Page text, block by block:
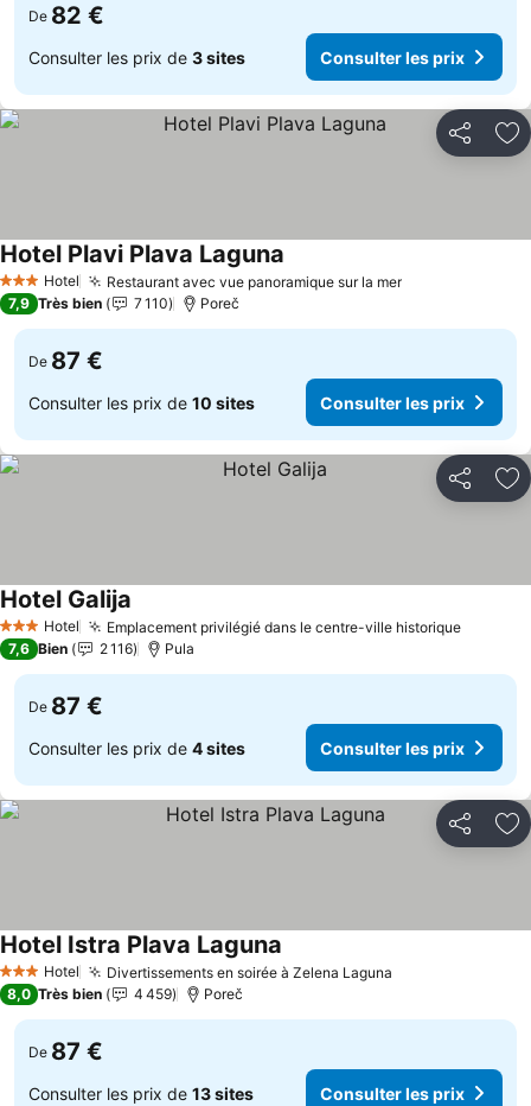
De 82 €
Consulter les prix de 3 sites Consulter les prix
Partager
3 ÉtoilesHotel Restaurant avec vue panoramique sur la mer
Hotel Plavi Plava Laguna
7,9 Très bien 7 110 Poreč
De 87 €
Consulter les prix de 10 sites Consulter les prix
Partager
3 ÉtoilesHotel Emplacement privilégié dans le centre-ville historique
Hotel Galija
7,6 Bien 2 116 Pula
De 87 €
Consulter les prix de 4 sites Consulter les prix
Partager
3 ÉtoilesHotel Divertissements en soirée à Zelena Laguna
Hotel Istra Plava Laguna
8,0 Très bien 4 459 Poreč
De 87 €
Consulter les prix de 13 sites Consulter les prix